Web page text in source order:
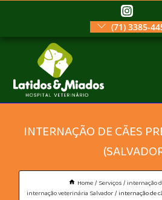
(71) 3385-
INTERNAÇÃO DE CÃES
Home Serviços
internação
internação veterinária Salvador internação de